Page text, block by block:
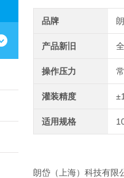
品牌
产品新旧
操作压力
灌装精度
适用规格
朗岱（上海）科技有限